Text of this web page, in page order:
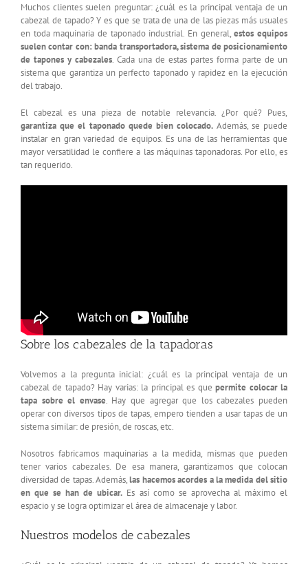
Muchos clientes suelen preguntar: ¿cuál es la principal ventaja de un
cabezal de tapado? Y es que se trata de una de las piezas más usuales
en toda maquinaria de taponado industrial. En general,estos equipos
suelen contar con: banda transportadora, sistema de posicionamiento
de tapones y cabezales. Cada una de estas partes forma parte de un
sistema que garantiza un perfecto taponado y rapidez en la ejecución
del trabajo.
El cabezal es una pieza de notable relevancia. ¿Por qué? Pues,
garantiza que el taponado quede bien colocado. Además, se puede
instalar en gran variedad de equipos. Es una de las herramientas que
mayor versatilidad le confiere a las máquinas taponadoras. Por ello, es
tan requerido.
Sobre los cabezales de la tapadoras
Volvemos a la pregunta inicial: ¿cuál es la principal ventaja de un
cabezal de tapado? Hay varias: la principal es quepermite colocar la
tapa sobre el envase. Hay que agregar que los cabezales pueden
operar con diversos tipos de tapas, empero tienden a usar tapas de un
sistema similar: de presión, de roscas, etc.
Nosotros fabricamos maquinarias a la medida, mismas que pueden
tener varios cabezales. De esa manera, garantizamos que colocan
diversidad de tapas. Además,las hacemos acordes a la medida del sitio
en que se han de ubicar. Es así como se aprovecha al máximo el
espacio y se logra optimizar el área de almacenaje y labor.
Nuestros modelos de cabezales